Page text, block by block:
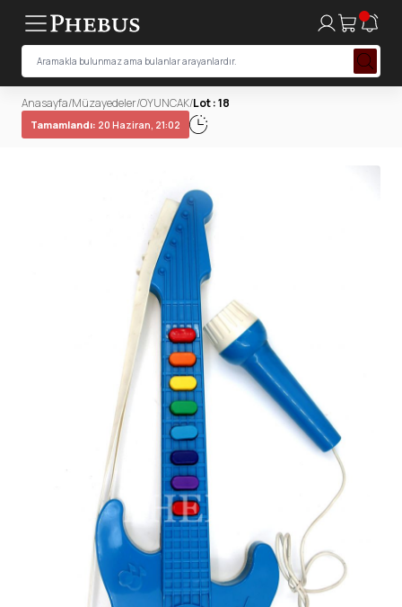
Anasayfa/Müzayedeler/OYUNCAK/Lot : 18
Tamamlandı: 20 Haziran, 21:02